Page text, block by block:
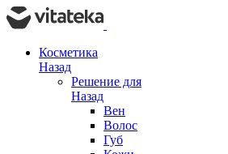
Косметика
Назад
Решение для
Назад
Вен
Волос
Губ